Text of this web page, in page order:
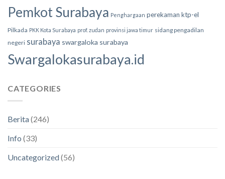
Pemkot Surabaya Penghargaan perekaman ktp-el
Pilkada PKK Kota Surabaya prof. zudan provinsi jawa timur sidang pengadilan
negeri surabaya swargaloka surabaya
Swargalokasurabaya.id
CATEGORIES
Berita(246)
Info (33)
Uncategorized(56)